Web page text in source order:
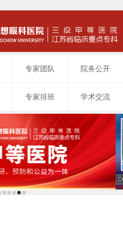
专家团队 院务公开
专家排班 学术交流